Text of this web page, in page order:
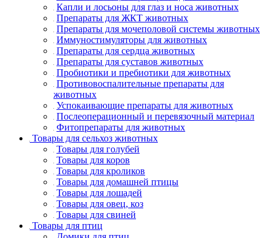
Капли и лосьоны для глаз и носа животных
Препараты для ЖКТ животных
Препараты для мочеполовой системы животных
Иммуностимуляторы для животных
Препараты для сердца животных
Препараты для суставов животных
Пробиотики и пребиотики для животных
Противовоспалительные препараты для
животных
Успокаивающие препараты для животных
Послеоперационный и перевязочный материал
Фитопрепараты для животных
Товары для сельхоз животных
Товары для голубей
Товары для коров
Товары для кроликов
Товары для домашней птицы
Товары для лошадей
Товары для овец, коз
Товары для свиней
Товары для птиц